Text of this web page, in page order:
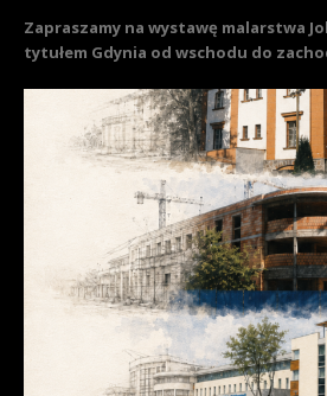
Zapraszamy na wystawę malarstwa
tytułem Gdynia od wschodu do